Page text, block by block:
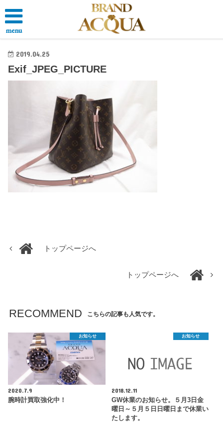
menu
2019.04.25
Exif_JPEG_PICTURE
トップページへ
トップページへ
RECOMMEND こちらの記事も人気です。
お知らせ
2020.7.9
腕時計買取強化中！
お知らせ
2018.12.11
GW休業のお知らせ。５月3日金
曜日～５月５日日曜日まで休業い
たします。